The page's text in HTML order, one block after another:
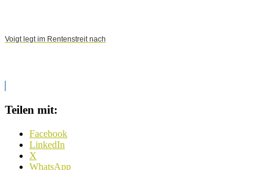
Voigt legt im Rentenstreit nach
Teilen mit:
Facebook
LinkedIn
X
WhatsApp